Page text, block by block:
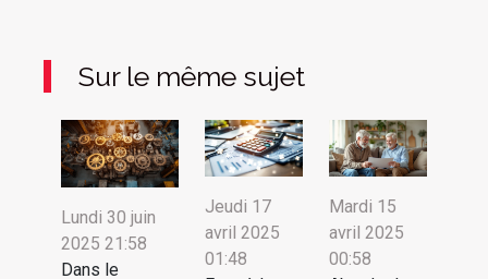
Sur le même sujet
Lundi 30 juin
2025 21:58
Dans le
Jeudi 17
avril 2025
01:48
Mardi 15
avril 2025
00:58